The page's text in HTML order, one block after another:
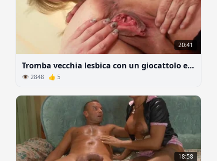
20:41
Tromba vecchia lesbica con un giocattolo e la domina
👁 2848 👍 5
18:58